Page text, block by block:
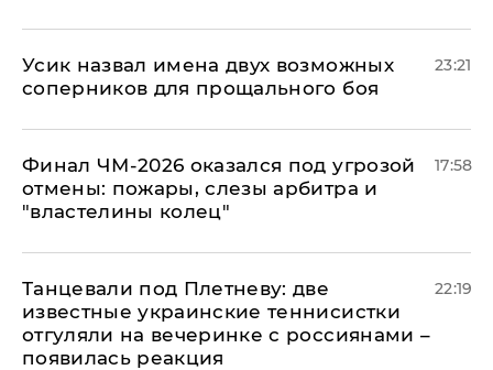
Усик назвал имена двух возможных
соперников для прощального боя
23:21
Финал ЧМ-2026 оказался под угрозой
отмены: пожары, слезы арбитра и
"властелины колец"
17:58
Танцевали под Плетневу: две
известные украинские теннисистки
отгуляли на вечеринке с россиянами –
появилась реакция
22:19